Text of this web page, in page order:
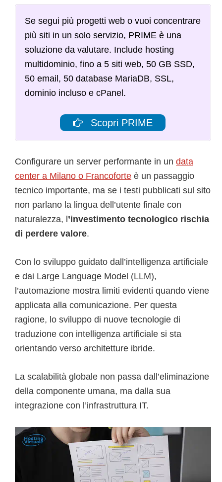
Se segui più progetti web o vuoi concentrare
più siti in un solo servizio, PRIME è una
soluzione da valutare. Include hosting
multidominio, fino a 5 siti web, 50 GB SSD,
50 email, 50 database MariaDB, SSL,
dominio incluso e cPanel.
Scopri PRIME
Configurare un server performante in un data
center a Milano o Francoforte è un passaggio
tecnico importante, ma se i testi pubblicati sul sito
non parlano la lingua dell’utente finale con
naturalezza, l’investimento tecnologico rischia
di perdere valore.
Con lo sviluppo guidato dall’intelligenza artificiale
e dai Large Language Model (LLM),
l’automazione mostra limiti evidenti quando viene
applicata alla comunicazione. Per questa
ragione, lo sviluppo di nuove tecnologie di
traduzione con intelligenza artificiale si sta
orientando verso architetture ibride.
La scalabilità globale non passa dall’eliminazione
della componente umana, ma dalla sua
integrazione con l’infrastruttura IT.